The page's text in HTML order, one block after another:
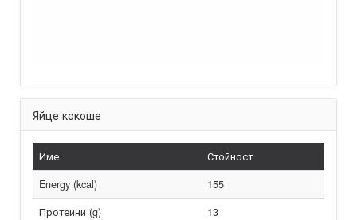
Яйце кокоше
Име
Стойност
Energy (kcal)
155
Протеини (g)
13